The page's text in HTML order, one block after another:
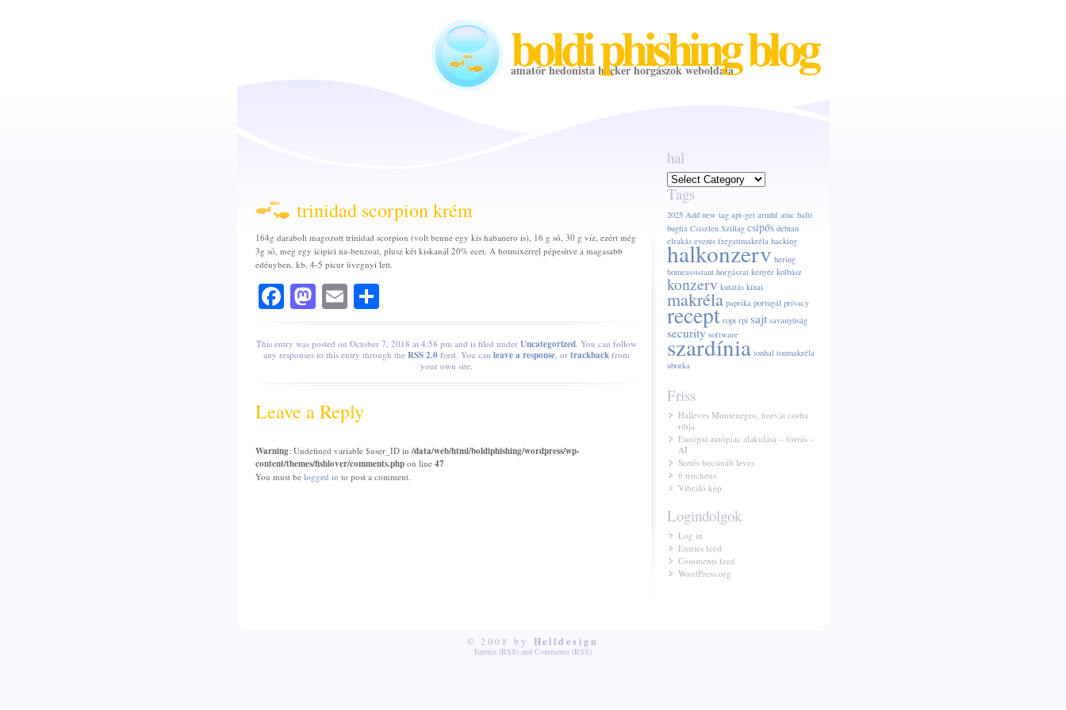
boldi phishing blog
amatőr hedonista hacker horgászok weboldala
trinidad scorpion krém
164g darabolt magozott trinidad scorpion (volt benne egy kis habanero is), 16 g só, 30 g víz, ezért még
3g só, meg egy icipici na-benzoat, plusz két kiskanál 20% ecet. A botmixerrel pépesítve a magasabb
edényben. kb. 4-5 picur üvegnyi lett.
Facebook
Mastodon
EmailShare
This entry was posted on October 7, 2018 at 4:58 pm and is filed under Uncategorized. You can follow
any responses to this entry through the RSS 2.0 feed. You can leave a response, or trackback from
your own site.
Leave a Reply
Warning: Undefined variable $user_ID in /data/web/html/boldiphishing/wordpress/wp-
content/themes/fishlover/comments.phpon line 47
You must be logged in to post a comment.
hal
hal
Tags
2025 Add new tag apt-get armhf atnc balti
bugfix Csiszlen Szillag csípős debian
elrakás events fregattmakréla hacking
halkonzerv hering
homeassistant horgászat kenyér kolbász
konzerv kutatás kínai
makréla paprika portugál privacy
recept ropi rpi sajt savanyúság
security software
szardínia tonhal tonmakréla
uborka
Friss
Halleves Montenegro, horvát corba
ribja
Európai autópiac alakulása – forrás –
AI
Sertés becsinált leves
6 trocheus
Vibráló kép
Logindolgok
Log in
Entries feed
Comments feed
WordPress.org
© 2008 by Helldesign
Entries (RSS) and Comments (RSS)